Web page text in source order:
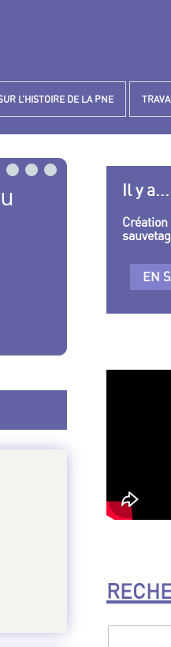
L’HISTOIRE DE LA PNE
Il y
EN